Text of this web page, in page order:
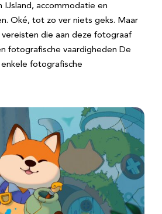
IJsland, accommodatie en
Oké, tot zo ver niets geks. Maar
die aan deze fotograaf
fotografische vaardigheden De
fotografische